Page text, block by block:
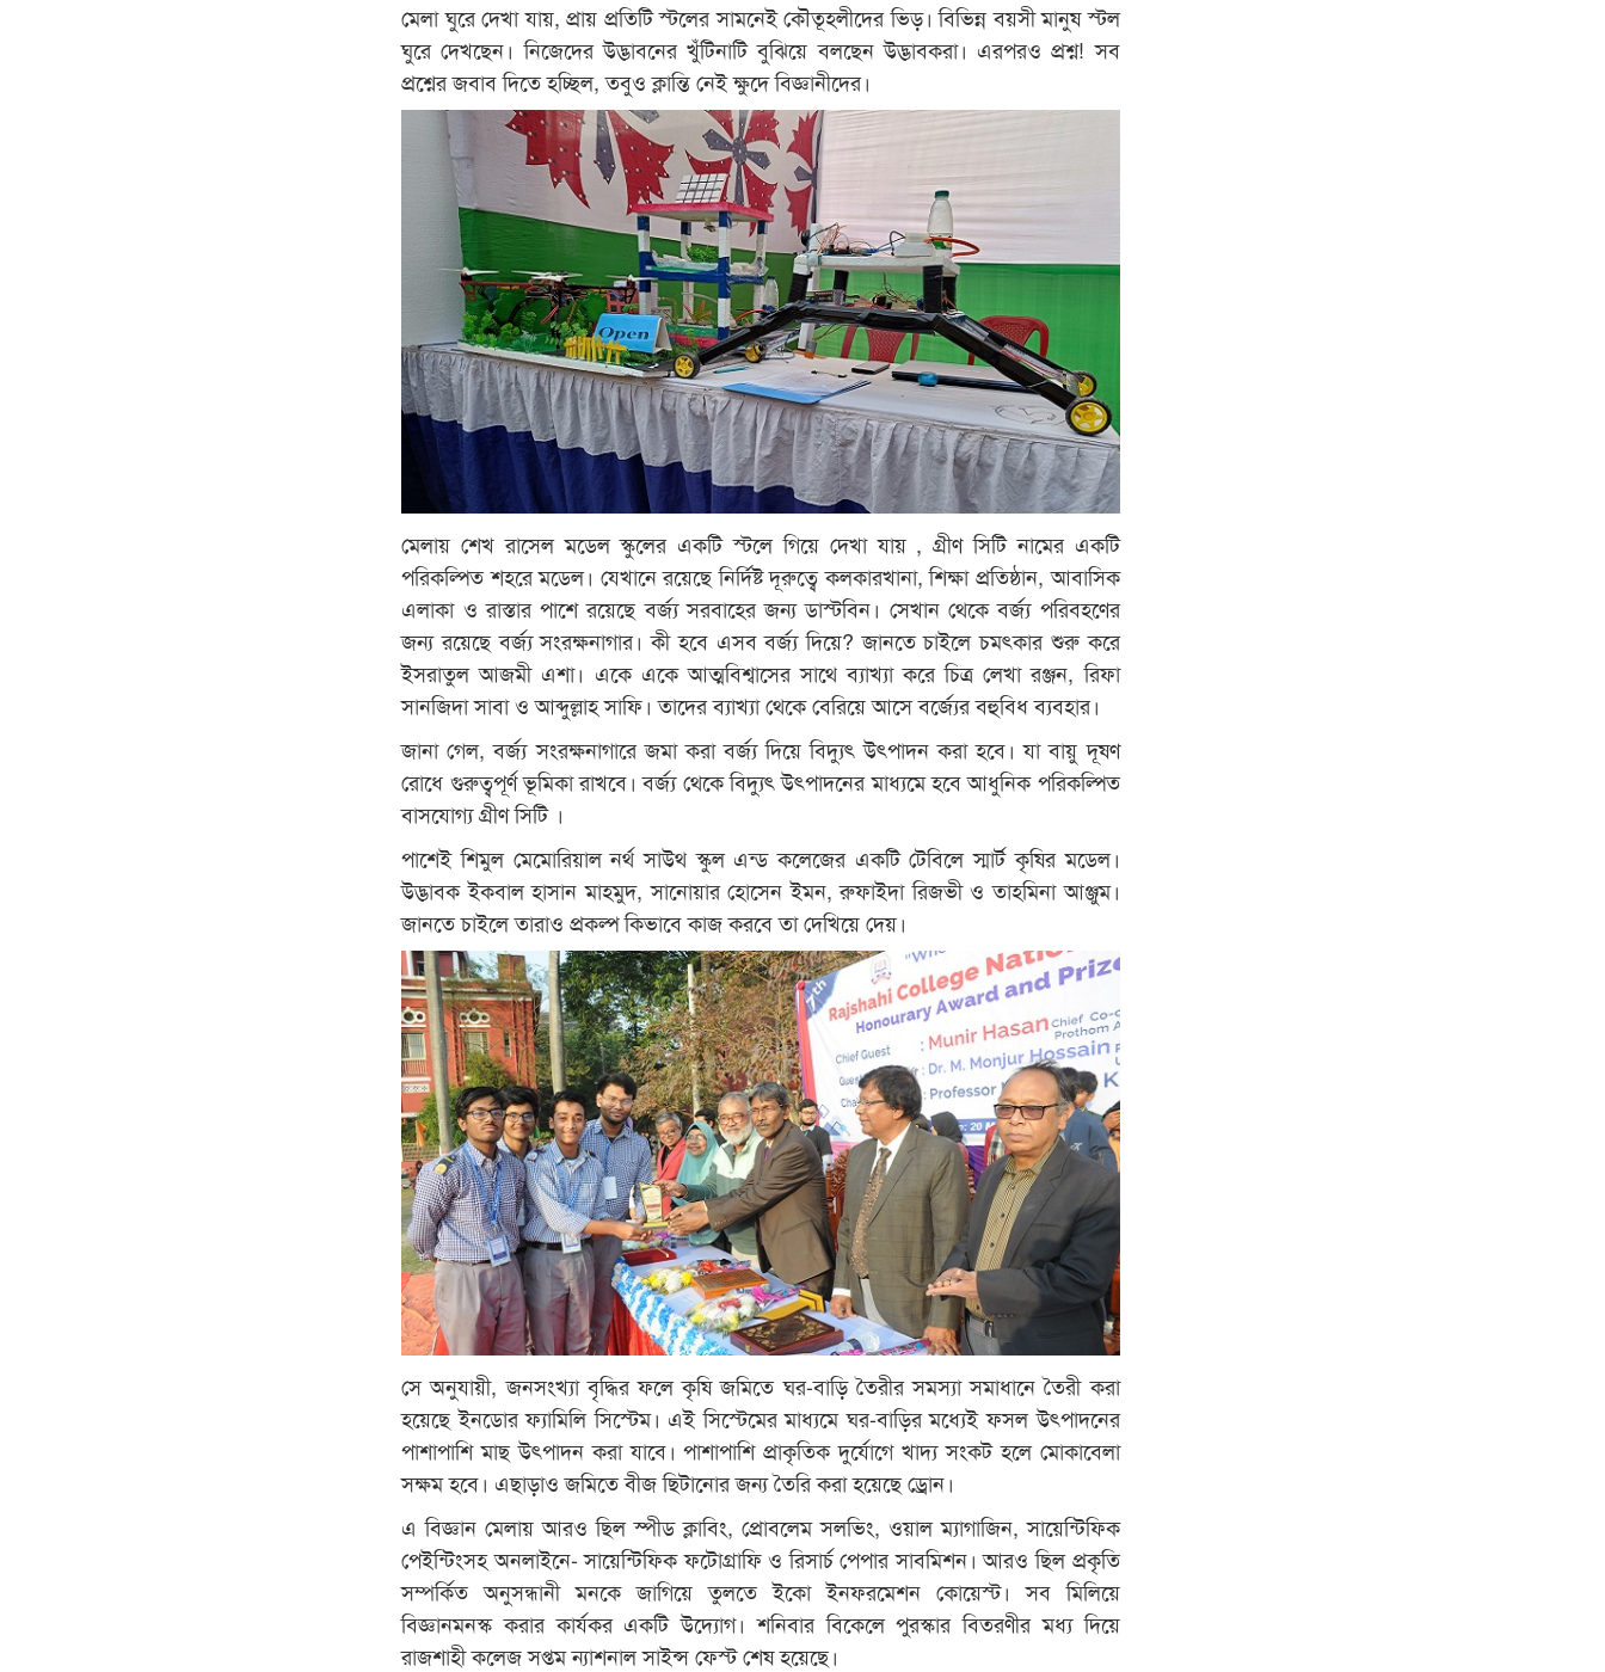
মেলা ঘুরে দেখা যায়, প্রায় প্রতিটি স্টলের সামনেই কৌতূহলীদের ভিড়। বিভিন্ন বয়সী মানুষ স্টল
ঘুরে দেখছেন। নিজেদের উদ্ভাবনের খুঁটিনাটি বুঝিয়ে বলছেন উদ্ভাবকরা। এরপরও প্রশ্ন! সব
প্রশ্নের জবাব দিতে হচ্ছিল, তবুও ক্লান্তি নেই ক্ষুদে বিজ্ঞানীদের।
মেলায় শেখ রাসেল মডেল স্কুলের একটি স্টলে গিয়ে দেখা যায় , গ্রীণ সিটি নামের একটি
পরিকল্পিত শহরে মডেল। যেখানে রয়েছে নির্দিষ্ট দূরুত্বে কলকারখানা, শিক্ষা প্রতিষ্ঠান, আবাসিক
এলাকা ও রাস্তার পাশে রয়েছে বর্জ্য সরবাহের জন্য ডাস্টবিন। সেখান থেকে বর্জ্য পরিবহণের
জন্য রয়েছে বর্জ্য সংরক্ষনাগার। কী হবে এসব বর্জ্য দিয়ে? জানতে চাইলে চমৎকার শুরু করে
ইসরাতুল আজমী এশা। একে একে আত্মবিশ্বাসের সাথে ব্যাখ্যা করে চিত্র লেখা রঞ্জন, রিফা
সানজিদা সাবা ও আব্দুল্লাহ সাফি। তাদের ব্যাখ্যা থেকে বেরিয়ে আসে বর্জ্যের বহুবিধ ব্যবহার।
জানা গেল, বর্জ্য সংরক্ষনাগারে জমা করা বর্জ্য দিয়ে বিদ্যুৎ উৎপাদন করা হবে। যা বায়ু দূষণ
রোধে গুরুত্বপূর্ণ ভূমিকা রাখবে। বর্জ্য থেকে বিদ্যুৎ উৎপাদনের মাধ্যমে হবে আধুনিক পরিকল্পিত
বাসযোগ্য গ্রীণ সিটি ।
পাশেই শিমুল মেমোরিয়াল নর্থ সাউথ স্কুল এন্ড কলেজের একটি টেবিলে স্মার্ট কৃষির মডেল।
উদ্ভাবক ইকবাল হাসান মাহমুদ, সানোয়ার হোসেন ইমন, রুফাইদা রিজভী ও তাহমিনা আঞ্জুম।
জানতে চাইলে তারাও প্রকল্প কিভাবে কাজ করবে তা দেখিয়ে দেয়।
সে অনুযায়ী, জনসংখ্যা বৃদ্ধির ফলে কৃষি জমিতে ঘর-বাড়ি তৈরীর সমস্যা সমাধানে তৈরী করা
হয়েছে ইনডোর ফ্যামিলি সিস্টেম। এই সিস্টেমের মাধ্যমে ঘর-বাড়ির মধ্যেই ফসল উৎপাদনের
পাশাপাশি মাছ উৎপাদন করা যাবে। পাশাপাশি প্রাকৃতিক দুর্যোগে খাদ্য সংকট হলে মোকাবেলা
সক্ষম হবে। এছাড়াও জমিতে বীজ ছিটানোর জন্য তৈরি করা হয়েছে ড্রোন।
এ বিজ্ঞান মেলায় আরও ছিল স্পীড ক্লাবিং, প্রোবলেম সলভিং, ওয়াল ম্যাগাজিন, সায়েন্টিফিক
পেইন্টিংসহ অনলাইনে- সায়েন্টিফিক ফটোগ্রাফি ও রিসার্চ পেপার সাবমিশন। আরও ছিল প্রকৃতি
সম্পর্কিত অনুসন্ধানী মনকে জাগিয়ে তুলতে ইকো ইনফরমেশন কোয়েস্ট। সব মিলিয়ে
বিজ্ঞানমনস্ক করার কার্যকর একটি উদ্যোগ। শনিবার বিকেলে পুরস্কার বিতরণীর মধ্য দিয়ে
রাজশাহী কলেজ সপ্তম ন্যাশনাল সাইন্স ফেস্ট শেষ হয়েছে।